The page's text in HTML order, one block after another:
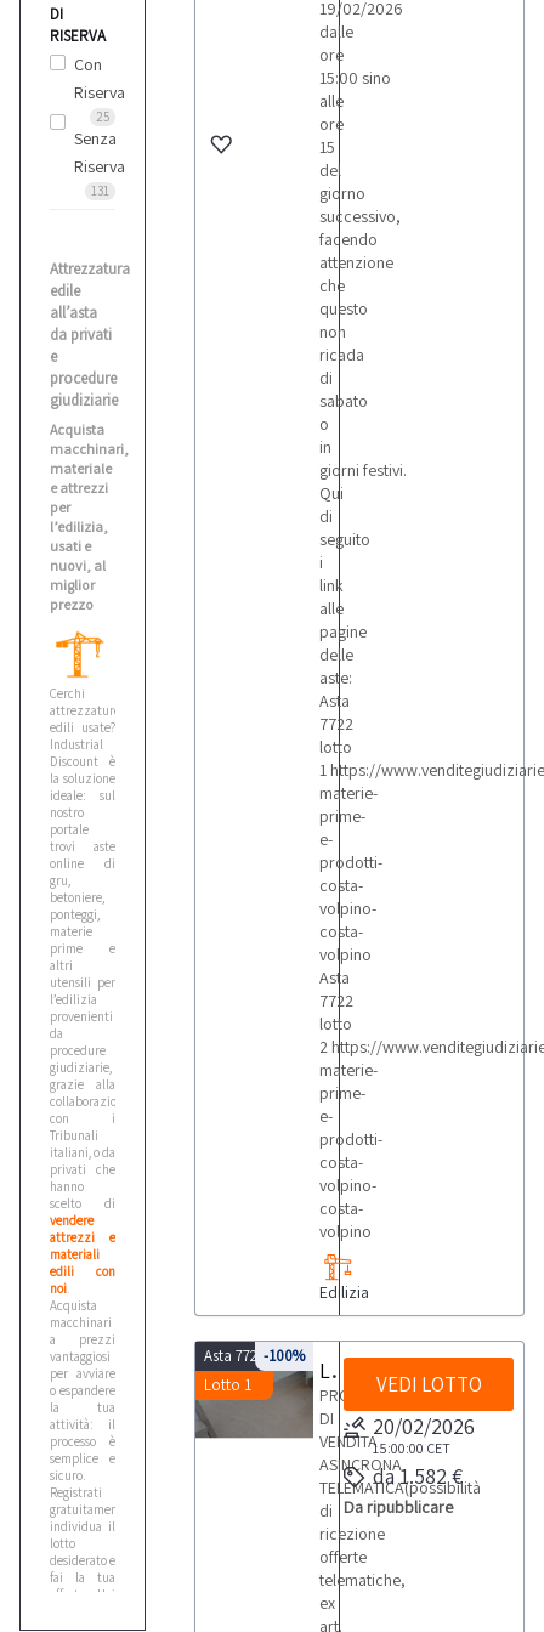
DI
RISERVA
Con
Riserva
25
Senza
Riserva
131
Attrezzatura
edile
all’asta
da privati
e
procedure
giudiziarie
Acquista
macchinari,
materiale
e attrezzi
per
l’edilizia,
usati e
nuovi, al
miglior
prezzo
Cerchi
attrezzature
edili usate?
Industrial
Discount è
la soluzione
ideale: sul
nostro
portale
trovi aste
online di
gru,
betoniere,
ponteggi,
materie
prime e
altri
utensili per
l’edilizia
provenienti
da
procedure
giudiziarie,
grazie alla
collaborazione
con i
Tribunali
italiani, o da
privati che
hanno
scelto di
vendere
attrezzi e
materiali
edili con
noi.
Acquista
macchinari
a prezzi
vantaggiosi
per avviare
o espandere
la tua
attività: il
processo è
semplice e
sicuro.
Registrati
gratuitamente,
individua il
lotto
desiderato e
fai la tua
offerta. Hai
schede
19/02/2026
dalle
ore
15:00 sino
alle
ore
15
del
giorno
successivo,
facendo
attenzione
che
questo
non
ricada
di
sabato
o
in
giorni festivi.
Qui
di
seguito
i
link
alle
pagine
delle
aste:
Asta
7722
lotto
1 https://
materie-
prime-
e-
prodotti-
costa-
volpino-
costa-
volpino
Asta
7722
lotto
2 https://
materie-
prime-
e-
prodotti-
costa-
volpino-
costa-
volpino
Edilizia
Asta 7722
Lotto 1
-100%
Lastre di marmo e pietra
PROCEDURA
DI
VENDITA
ASINCRONA
TELEMATICA(possibilità
di
ricezione
offerte
telematiche,
ex
art.
VEDI LOTTO
20/02/2026
15:00:00 CET
da 1.582 €
Da ripubblicare